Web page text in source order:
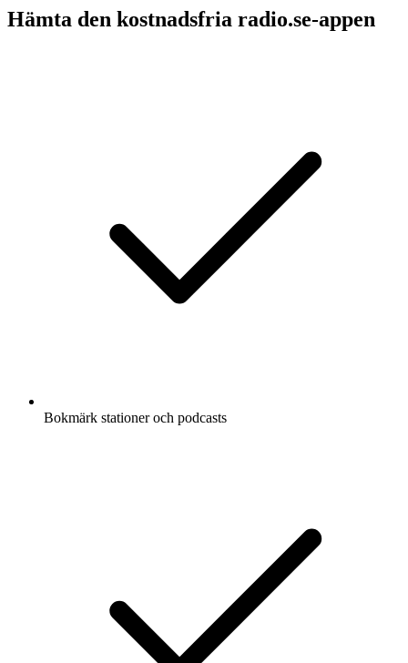
Hämta den kostnadsfria radio.se-appen
Bokmärk stationer och podcasts